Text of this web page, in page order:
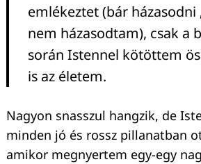
emlékeztet (bár házasodni
nem házasodtam), csak a
során Istennel kötöttem
is az életem.
Nagyon snasszul hangzik, de
minden jó és rossz pillanatban
amikor megnyertem egy-egy